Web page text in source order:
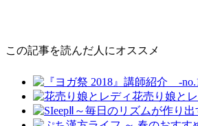
この記事を読んだ人にオススメ
花売り娘と